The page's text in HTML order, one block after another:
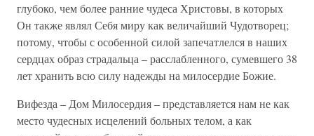
глубоко, чем более ранние чудеса Христовы, в которых
Он также являл Себя миру как величайший Чудотворец;
потому, чтобы с особенной силой запечатлелся в наших
сердцах образ страдальца – расслабленного, сумевшего 38
лет хранить всю силу надежды на милосердие Божие.
Вифезда – Дом Милосердия – представляется нам не как
место чудесных исцелений больных телом, а как